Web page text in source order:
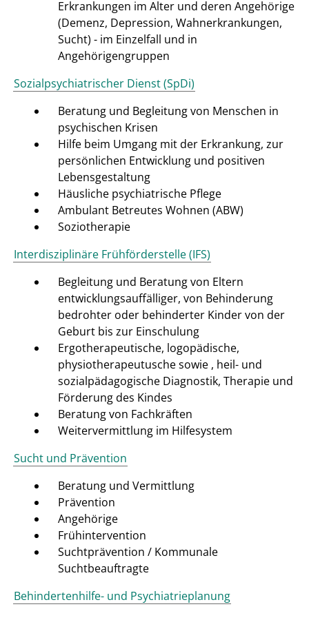
Erkrankungen im Alter und deren Angehörige
(Demenz, Depression, Wahnerkrankungen,
Sucht) - im Einzelfall und in
Angehörigengruppen
Sozialpsychiatrischer Dienst (SpDi)
Beratung und Begleitung von Menschen in
psychischen Krisen
Hilfe beim Umgang mit der Erkrankung, zur
persönlichen Entwicklung und positiven
Lebensgestaltung
Häusliche psychiatrische Pflege
Ambulant Betreutes Wohnen (ABW)
Soziotherapie
Interdisziplinäre Frühförderstelle (IFS)
Begleitung und Beratung von Eltern
entwicklungsauffälliger, von Behinderung
bedrohter oder behinderter Kinder von der
Geburt bis zur Einschulung
Ergotherapeutische, logopädische,
physiotherapeutusche sowie , heil- und
sozialpädagogische Diagnostik, Therapie und
Förderung des Kindes
Beratung von Fachkräften
Weitervermittlung im Hilfesystem
Sucht und Prävention
Beratung und Vermittlung
Prävention
Angehörige
Frühintervention
Suchtprävention / Kommunale
Suchtbeauftragte
Behindertenhilfe- und Psychiatrieplanung